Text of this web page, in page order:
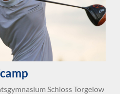
Schloss Torgelow